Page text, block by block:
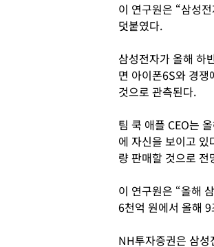
이 연구원은 “삼성
덧붙였다.
삼성전자가 올해 하
면 아이폰6S와 경
것으로 관측된다.
팀 쿡 애플 CEO는
에 자신을 보이고
량 판매할 것으로 전
이 연구원은 “올해
6천억 원에서 올해
NH투자증권은 삼성